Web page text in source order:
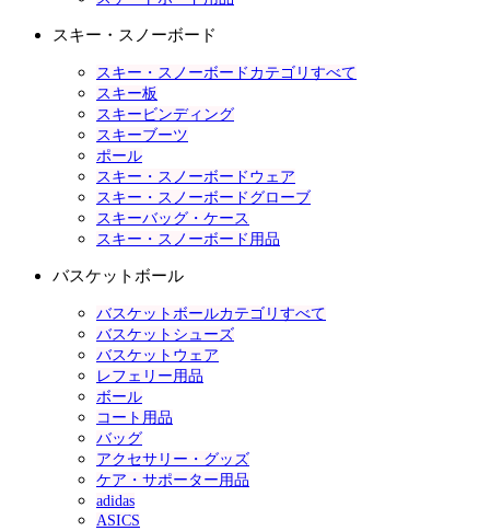
スキー・スノーボード
スキー・スノーボードカテゴリすべて
スキー板
スキービンディング
スキーブーツ
ポール
スキー・スノーボードウェア
スキー・スノーボードグローブ
スキーバッグ・ケース
スキー・スノーボード用品
バスケットボール
バスケットボールカテゴリすべて
バスケットシューズ
バスケットウェア
レフェリー用品
ボール
コート用品
バッグ
アクセサリー・グッズ
ケア・サポーター用品
adidas
ASICS